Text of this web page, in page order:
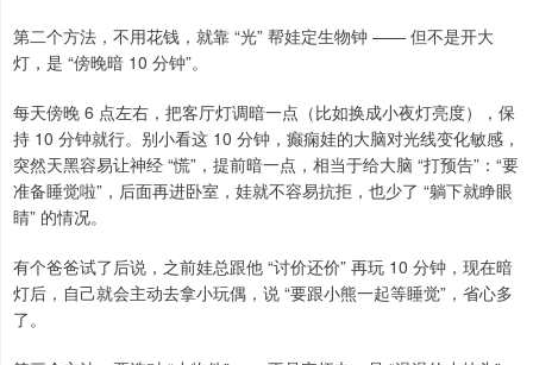
第二个方法，不用花钱，就靠 “光” 帮娃定生物钟 —— 但不是开大
灯，是 “傍晚暗 10 分钟”。
每天傍晚 6 点左右，把客厅灯调暗一点（比如换成小夜灯亮度），保
持 10 分钟就行。别小看这 10 分钟，癫痫娃的大脑对光线变化敏感，
突然天黑容易让神经 “慌”，提前暗一点，相当于给大脑 “打预告”：“要
准备睡觉啦”，后面再进卧室，娃就不容易抗拒，也少了 “躺下就睁眼
睛” 的情况。
有个爸爸试了后说，之前娃总跟他 “讨价还价” 再玩 10 分钟，现在暗
灯后，自己就会主动去拿小玩偶，说 “要跟小熊一起等睡觉”，省心多
了。